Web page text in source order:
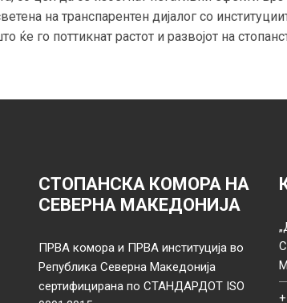
на транспарентен дијалог со
го поттикнат растот и развојот на
СТОПАНСКА КОМОРА НА
СЕВЕРНА МАКЕДОНИЈА
ПРВА комора и ПРВА институција во
Република Северна Македонија
сертифицирана по СТАНДАРДОТ ISO